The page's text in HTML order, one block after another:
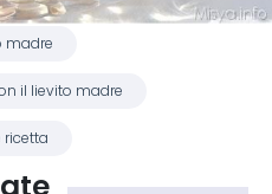
madre
il lievito madre
ricetta